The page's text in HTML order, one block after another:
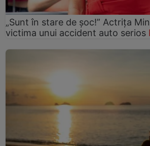
„Sunt în stare de șoc!” Actrița
victima unui accident auto serios